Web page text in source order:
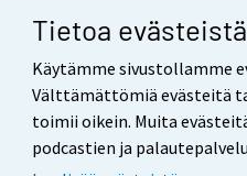
Tietoa evästeistä
Käytämme sivustollamme
Välttämättömiä evästeitä
toimii oikein. Muita
podcastien ja
Yhteystiedot
Palaute
Käyttöehdot